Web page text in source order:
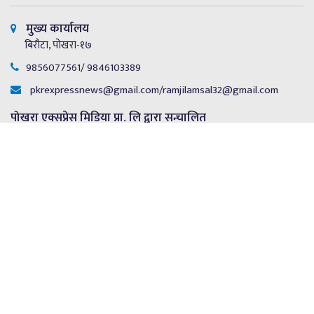
मुख्य कार्यालय
बिरौटा, पोखरा-१७
9856077561/ 9846103389
pkrexpressnews@gmail.com/ramjilamsal32@gmail.com
पोखरा एक्सप्रेस मिडिया प्रा. लि द्वारा सन्चालित